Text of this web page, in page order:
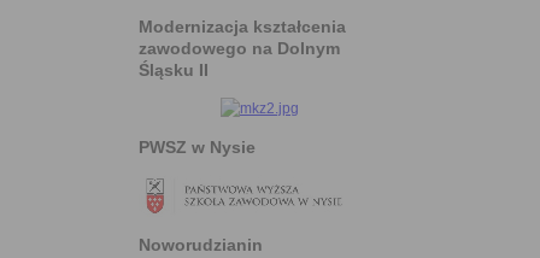
Modernizacja kształcenia
zawodowego na Dolnym
Śląsku II
PWSZ w Nysie
Noworudzianin